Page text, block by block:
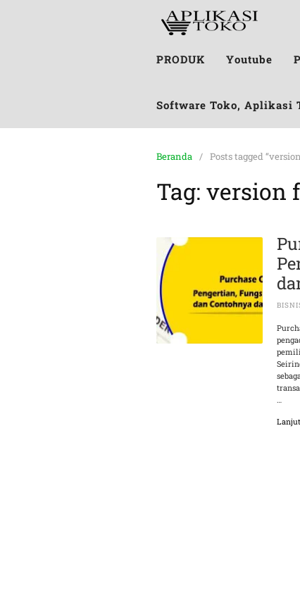
PRODUK Youtube
Software Toko, Aplikasi
Beranda Posts tagged
Tag: version
…